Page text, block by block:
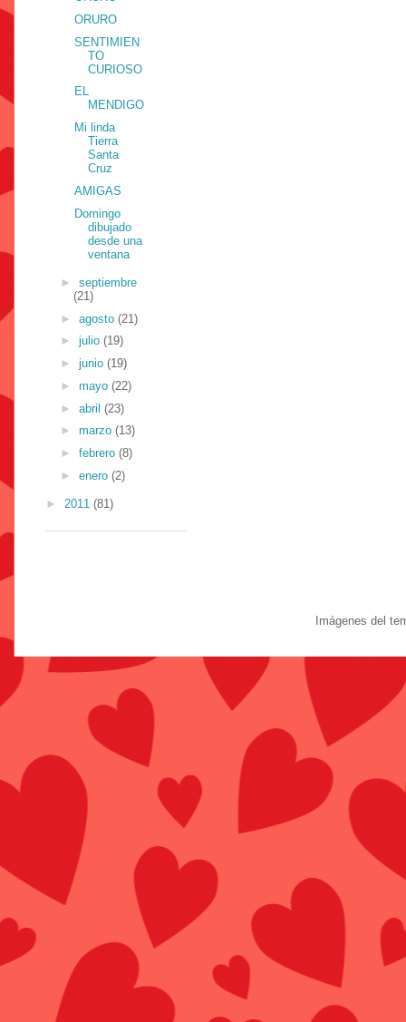
ORURO
SENTIMIEN
TO
CURIOSO
EL
MENDIGO
Mi linda
Tierra
Santa
Cruz
AMIGAS
Domingo
dibujado
desde una
ventana
► septiembre
(21)
► agosto (21)
► julio (19)
► junio (19)
► mayo (22)
► abril (23)
► marzo (13)
► febrero (8)
► enero (2)
► 2011 (81)
Imágenes del